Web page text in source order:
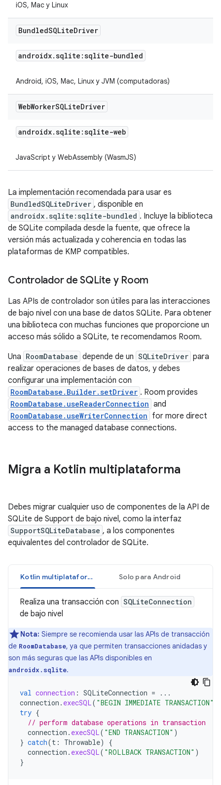
iOS, Mac y Linux
BundledSQLiteDriver
androidx.sqlite:sqlite-bundled
Android, iOS, Mac, Linux y JVM (computadoras)
WebWorkerSQLiteDriver
androidx.sqlite:sqlite-web
JavaScript y WebAssembly (WasmJS)
La implementación recomendada para usar es
BundledSQLiteDriver , disponible en
androidx.sqlite:sqlite-bundled . Incluye la biblioteca
de SQLite compilada desde la fuente, que ofrece la
versión más actualizada y coherencia en todas las
plataformas de KMP compatibles.
Controlador de SQLite y Room
Las APIs de controlador son útiles para las interacciones
de bajo nivel con una base de datos SQLite. Para obtener
una biblioteca con muchas funciones que proporcione un
acceso más sólido a SQLite, te recomendamos Room.
Una RoomDatabase depende de un SQLiteDriver para
realizar operaciones de bases de datos, y debes
configurar una implementación con
RoomDatabase.Builder.setDriver . Room provides
RoomDatabase.useReaderConnection and
RoomDatabase.useWriterConnection for more direct
access to the managed database connections.
Migra a Kotlin multiplataforma
Debes migrar cualquier uso de componentes de la API de
SQLite de Support de bajo nivel, como la interfaz
SupportSQLiteDatabase , a los componentes
equivalentes del controlador de SQLite.
Kotlin multiplataforma Solo para Android
Realiza una transacción con SQLiteConnection
de bajo nivel
Nota: Siempre se recomienda usar las APIs de transacción
de RoomDatabase, ya que permiten transacciones anidadas y
son más seguras que las APIs disponibles en
androidx.sqlite.
val connection : SQLiteConnection =
...
connection . execSQL( "BEGIN IMMEDIATE TRANSACTION"
try {
// perform database operations in transaction
connection . execSQL( "END TRANSACTION" )
} catch(t : Throwable)
{
connection . execSQL( "ROLLBACK TRANSACTION" )
}